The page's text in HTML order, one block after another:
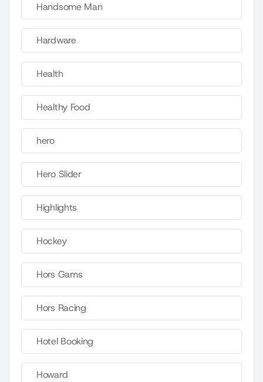
Handsome Man
Hardware
Health
Healthy Food
hero
Hero Slider
Highlights
Hockey
Hors Gams
Hors Racing
Hotel Booking
Howard